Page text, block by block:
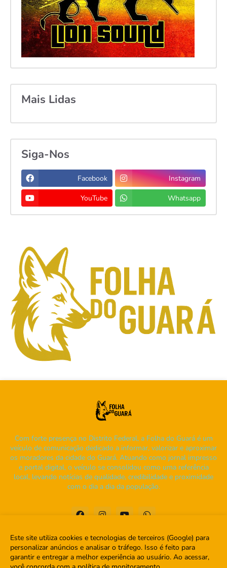
Mais Lidas
Siga-Nos
Facebook Instagram
YouTube Whatsapp
Com forte presença no Distrito Federal, a Folha do Guará é um
veículo de comunicação dedicado a informar, valorizar e aproximar
os moradores da cidade do Guará. Atuando como jornal impresso
e portal digital, o veículo se consolidou como uma referência
local, levando notícias de qualidade, credibilidade e proximidade
com o dia a dia da população.
Home Sobre Contato
Este site utiliza cookies e tecnologias de terceiros (Google) para
personalizar anúncios e analisar o tráfego. Isso é feito para
garantir e entregar a melhor experiência ao usuário. Ao acessar,